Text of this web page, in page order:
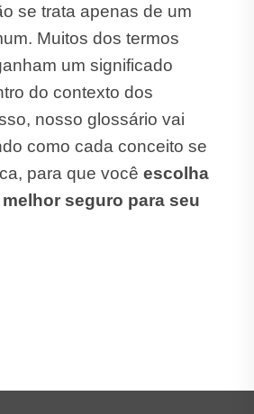
se trata apenas de um
Muitos dos termos
um significado
do contexto dos
nosso glossário vai
como cada conceito se
para que você escolha
seguro para seu